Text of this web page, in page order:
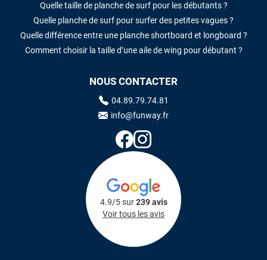
Quelle taille de planche de surf pour les débutants ?
Quelle planche de surf pour surfer des petites vagues ?
Quelle différence entre une planche shortboard et longboard ?
Comment choisir la taille d’une aile de wing pour débutant ?
NOUS CONTACTER
04.89.79.74.81
info@funway.fr
4.9/5 sur239 avis
Voir tous les avis